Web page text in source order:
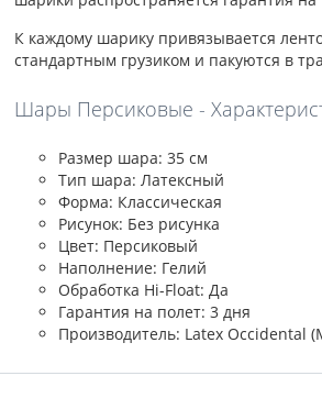
К каждому шарику привязывается
стандартным грузиком и пакуются в
Шары Персиковые -
Размер шара: 35 см
Тип шара: Латексный
Форма: Классическая
Рисунок: Без рисунка
Цвет: Персиковый
Наполнение: Гелий
Обработка Hi-Float: Да
Гарантия на полет: 3 дня
Производитель: Latex Occidental